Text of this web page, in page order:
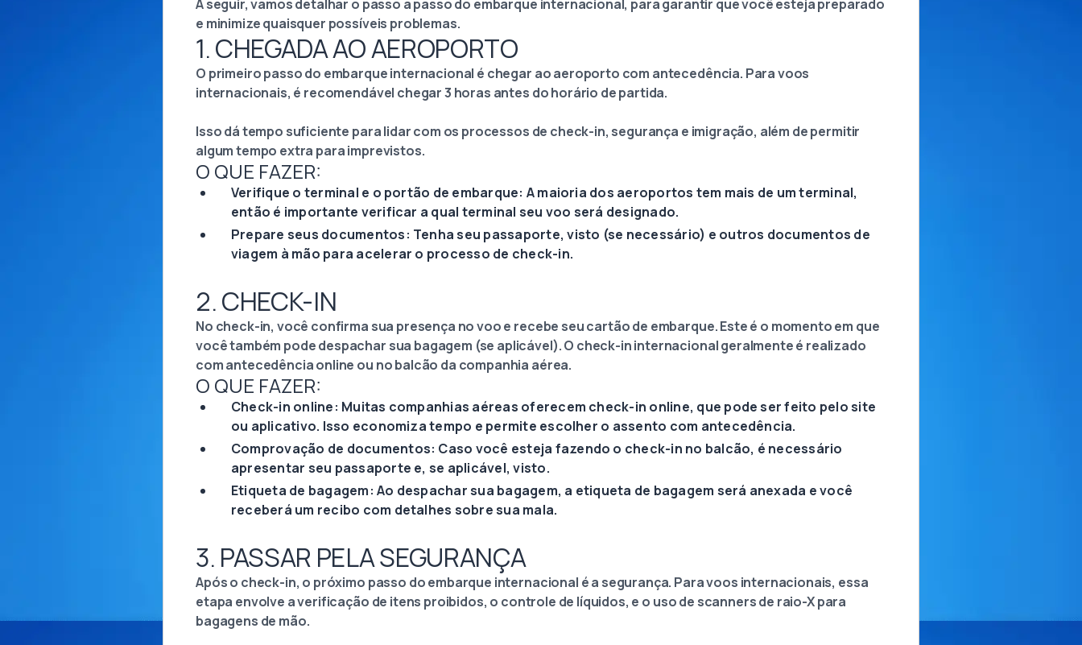
A seguir, vamos detalhar o passo a passo do embarque internacional, para garantir que você esteja preparado
e minimize quaisquer possíveis problemas.
1. CHEGADA AO AEROPORTO
O primeiro passo do embarque internacional é chegar ao aeroporto com antecedência. Para voos
internacionais, é recomendável chegar 3 horas antes do horário de partida.
Isso dá tempo suficiente para lidar com os processos de check-in, segurança e imigração, além de permitir
algum tempo extra para imprevistos.
O QUE FAZER:
Verifique o terminal e o portão de embarque: A maioria dos aeroportos tem mais de um terminal,
então é importante verificar a qual terminal seu voo será designado.
Prepare seus documentos: Tenha seu passaporte, visto (se necessário) e outros documentos de
viagem à mão para acelerar o processo de check-in.
2. CHECK-IN
No check-in, você confirma sua presença no voo e recebe seu cartão de embarque. Este é o momento em que
você também pode despachar sua bagagem (se aplicável). O check-in internacional geralmente é realizado
com antecedência online ou no balcão da companhia aérea.
O QUE FAZER:
Check-in online: Muitas companhias aéreas oferecem check-in online, que pode ser feito pelo site
ou aplicativo. Isso economiza tempo e permite escolher o assento com antecedência.
Comprovação de documentos: Caso você esteja fazendo o check-in no balcão, é necessário
apresentar seu passaporte e, se aplicável, visto.
Etiqueta de bagagem: Ao despachar sua bagagem, a etiqueta de bagagem será anexada e você
receberá um recibo com detalhes sobre sua mala.
3. PASSAR PELA SEGURANÇA
Após o check-in, o próximo passo do embarque internacional é a segurança. Para voos internacionais, essa
etapa envolve a verificação de itens proibidos, o controle de líquidos, e o uso de scanners de raio-X para
bagagens de mão.